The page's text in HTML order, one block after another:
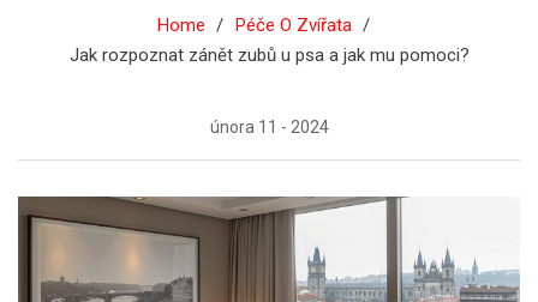
Home
Péče O Zvířata
Jak rozpoznat zánět zubů u psa a jak mu pomoci?
února 11 - 2024